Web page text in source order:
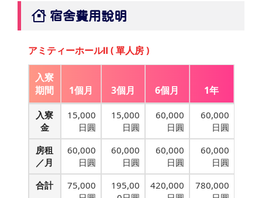
宿舍費用說明
アミティーホールⅡ ( 單人房 )
入寮
期間
1個月 3個月 6個月 1年
入寮
金
15,000
日圓
15,000
日圓
60,000
日圓
60,000
日圓
房租
／月
60,000
日圓
60,000
日圓
60,000
日圓
60,000
日圓
合計
75,000
195,00
420,000
780,000